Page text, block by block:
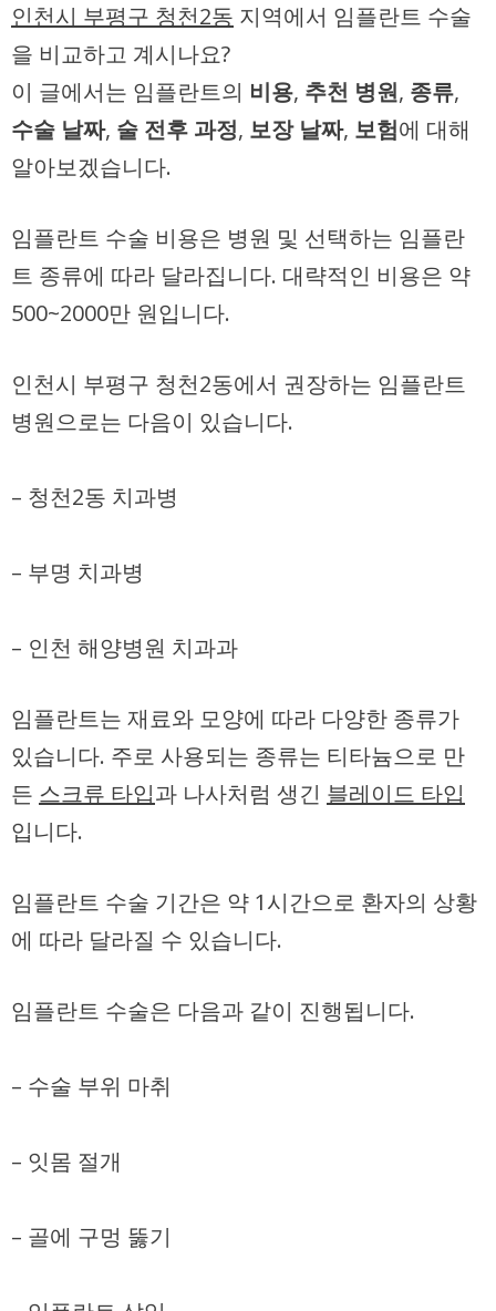
인천시 부평구 청천2동 지역에서 임플란트 수술
을 비교하고 계시나요?
이 글에서는 임플란트의 비용, 추천 병원, 종류,
수술 날짜, 술 전후 과정, 보장 날짜, 보험에 대해
알아보겠습니다.
임플란트 수술 비용은 병원 및 선택하는 임플란
트 종류에 따라 달라집니다. 대략적인 비용은 약
500~2000만 원입니다.
인천시 부평구 청천2동에서 권장하는 임플란트
병원으로는 다음이 있습니다.
– 청천2동 치과병
– 부명 치과병
– 인천 해양병원 치과과
임플란트는 재료와 모양에 따라 다양한 종류가
있습니다. 주로 사용되는 종류는 티타늄으로 만
든 스크류 타입과 나사처럼 생긴 블레이드 타입
입니다.
임플란트 수술 기간은 약 1시간으로 환자의 상황
에 따라 달라질 수 있습니다.
임플란트 수술은 다음과 같이 진행됩니다.
– 수술 부위 마취
– 잇몸 절개
– 골에 구멍 뚫기